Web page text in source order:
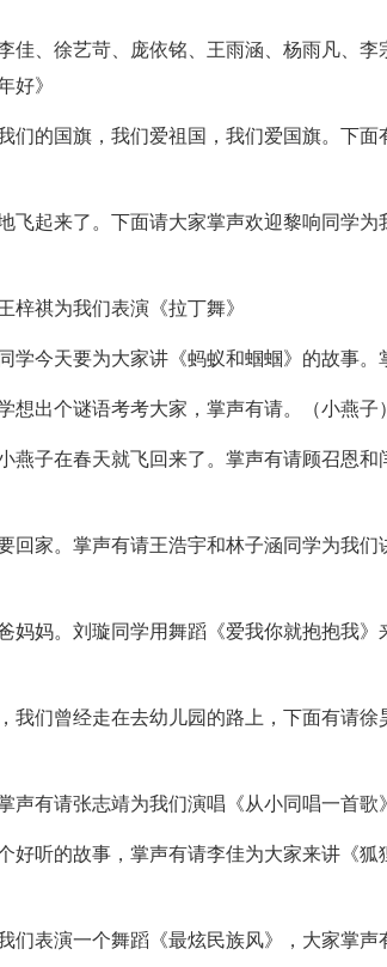
佳、徐艺苛、庞依铭、王雨涵、杨雨凡、李
好》
们的国旗，我们爱祖国，我们爱国旗。下面
飞起来了。下面请大家掌声欢迎黎响同学为
梓祺为我们表演《拉丁舞》
学今天要为大家讲《蚂蚁和蝈蝈》的故事。
出个谜语考考大家，掌声有请。（小燕子）
燕子在春天就飞回来了。掌声有请顾召恩和
回家。掌声有请王浩宇和林子涵同学为我们
妈妈。刘璇同学用舞蹈《爱我你就抱抱我》
我们曾经走在去幼儿园的路上，下面有请徐
声有请张志靖为我们演唱《从小同唱一首歌》
好听的故事，掌声有请李佳为大家来讲《狐
们表演一个舞蹈《最炫民族风》，大家掌声